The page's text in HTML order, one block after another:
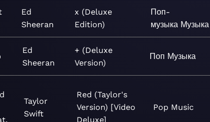
Ed
Sheeran
x (Deluxe
Edition)
Поп-
музыка Музыка
Ed
Sheeran
+ (Deluxe
Version)
Поп Музыка
Taylor
Swift
Red (Taylor's
Version) [Video
Deluxe]
Pop Music